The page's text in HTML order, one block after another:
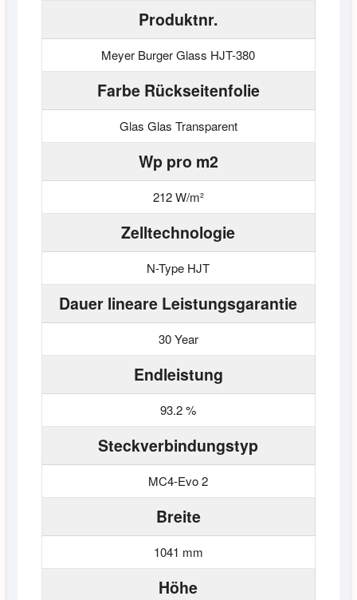
Produktnr.
Meyer Burger Glass HJT-380
Farbe Rückseitenfolie
Glas Glas Transparent
Wp pro m2
212 W/m²
Zelltechnologie
N-Type HJT
Dauer lineare Leistungsgarantie
30 Year
Endleistung
93.2 %
Steckverbindungstyp
MC4-Evo 2
Breite
1041 mm
Höhe